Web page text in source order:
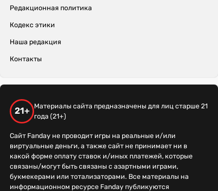
Редакционная политика
Кодекс этики
Наша редакция
Контакты
21+
Материалы сайта предназначены для лиц старше 21
года (21+)
Сайт Fanday не проводит игры на реальные и/или
виртуальные деньги, а также сайт не принимает ни в
какой форме оплату ставок и/иных платежей, которые
связаны/могут быть связаны с азартными играми,
букмекерами или тотализаторами. Все материалы на
информационном ресурсе Fanday публикуются